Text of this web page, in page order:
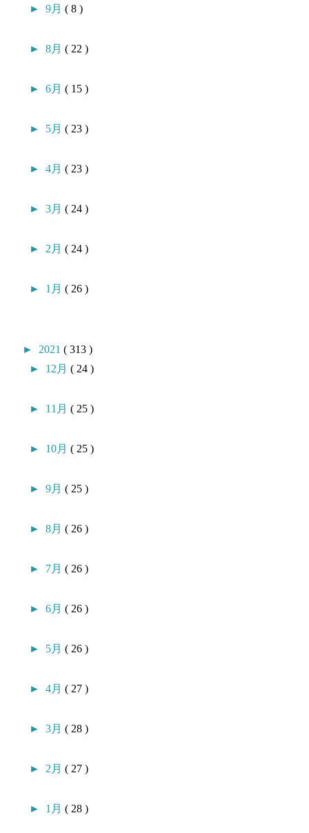
►9月( 8 )
►8月( 22 )
►6月( 15 )
► 5月( 23 )
►4月( 23 )
►3月( 24 )
► 2月( 24 )
► 1月( 26 )
► 2021( 313 )
► 12月( 24 )
► 11月( 25 )
► 10月( 25 )
►9月( 25 )
►8月( 26 )
► 7月( 26 )
►6月( 26 )
► 5月( 26 )
►4月( 27 )
►3月( 28 )
► 2月( 27 )
► 1月( 28 )